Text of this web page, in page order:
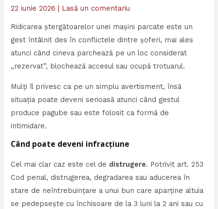
22 iunie 2026| Lasă un comentariu
Ridicarea ștergătoarelor unei mașini parcate este un
gest întâlnit des în conflictele dintre șoferi, mai ales
atunci când cineva parchează pe un loc considerat
„rezervat”, blochează accesul sau ocupă trotuarul.
Mulți îl privesc ca pe un simplu avertisment, însă
situația poate deveni serioasă atunci când gestul
produce pagube sau este folosit ca formă de
intimidare.
Când poate deveni infracțiune
Cel mai clar caz este cel de distrugere. Potrivit art. 253
Cod penal, distrugerea, degradarea sau aducerea în
stare de neîntrebuințare a unui bun care aparține altuia
se pedepsește cu închisoare de la 3 luni la 2 ani sau cu